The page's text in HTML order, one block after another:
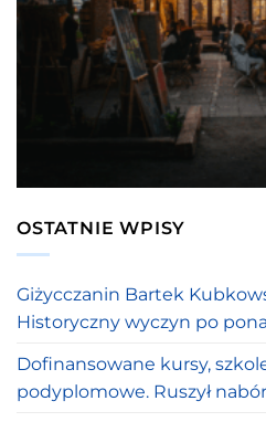
OSTATNIE WPISY
Giżycczanin Bartek
Historyczny wyczyn po
Dofinansowane kursy,
podyplomowe. Ruszył